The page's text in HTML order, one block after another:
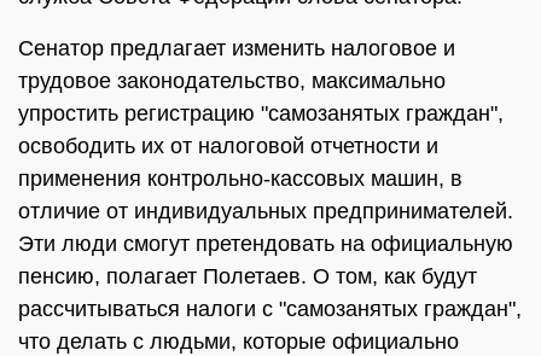
Сенатор предлагает изменить налоговое и
трудовое законодательство, максимально
упростить регистрацию "самозанятых граждан",
освободить их от налоговой отчетности и
применения контрольно-кассовых машин, в
отличие от индивидуальных предпринимателей.
Эти люди смогут претендовать на официальную
пенсию, полагает Полетаев. О том, как будут
рассчитываться налоги с "самозанятых граждан",
что делать с людьми, которые официально